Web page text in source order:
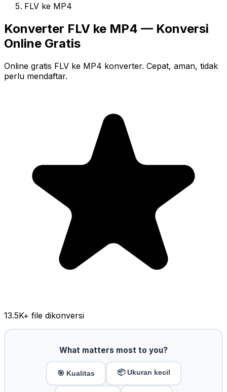
FLV ke MP4
Konverter FLV ke MP4 — Konversi
Online Gratis
Online gratis FLV ke MP4 konverter. Cepat, aman, tidak
perlu mendaftar.
13.5K+ file dikonversi
What matters most to you?
🎯 Kualitas 📦 Ukuran kecil